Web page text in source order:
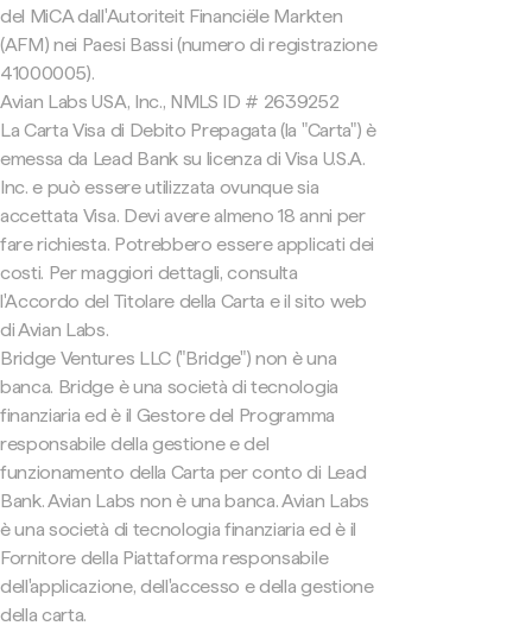
del MiCA dall'Autoriteit Financiële Markten
(AFM) nei Paesi Bassi (numero di registrazione
41000005).
Avian Labs USA, Inc., NMLS ID # 2639252
La Carta Visa di Debito Prepagata (la "Carta") è
emessa da Lead Bank su licenza di Visa U.S.A.
Inc. e può essere utilizzata ovunque sia
accettata Visa. Devi avere almeno 18 anni per
fare richiesta. Potrebbero essere applicati dei
costi. Per maggiori dettagli, consulta
l'Accordo del Titolare della Carta e il sito web
di Avian Labs.
Bridge Ventures LLC ("Bridge") non è una
banca. Bridge è una società di tecnologia
finanziaria ed è il Gestore del Programma
responsabile della gestione e del
funzionamento della Carta per conto di Lead
Bank. Avian Labs non è una banca. Avian Labs
è una società di tecnologia finanziaria ed è il
Fornitore della Piattaforma responsabile
dell'applicazione, dell'accesso e della gestione
della carta.